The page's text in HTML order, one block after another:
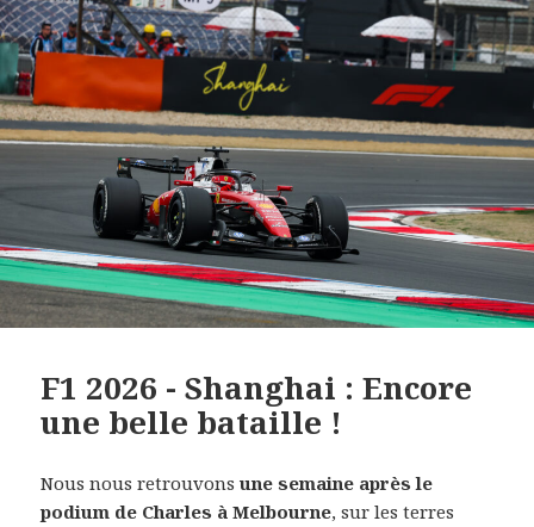
F1 2026 - Shanghai : Encore
une belle bataille !
Nous nous retrouvonsune semaine après le
podium de Charles à Melbourne, sur les terres